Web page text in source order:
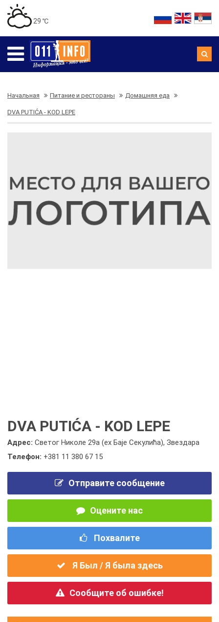
29 ℃
Начальная Питание и рестораны Домашняя еда
DVA PUTIĆA - KOD LEPE
DVA PUTIĆA - KOD LEPE
Адрес: Светог Николе 29а (еx Баје Секулића), Звездара
Телефон: +381 11 380 67 15
Отправите сообщение
Оцените нас
Похвалите
Я Был / Я была здесь
Сообщите об ошибке!